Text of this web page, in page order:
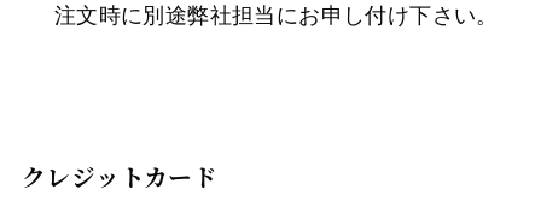
注文時に別途弊社担当にお申し付け下さい。
クレジットカード